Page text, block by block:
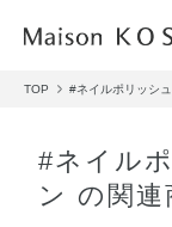
TOP #ネイルポリッシュ
#ネイル
ン の関連